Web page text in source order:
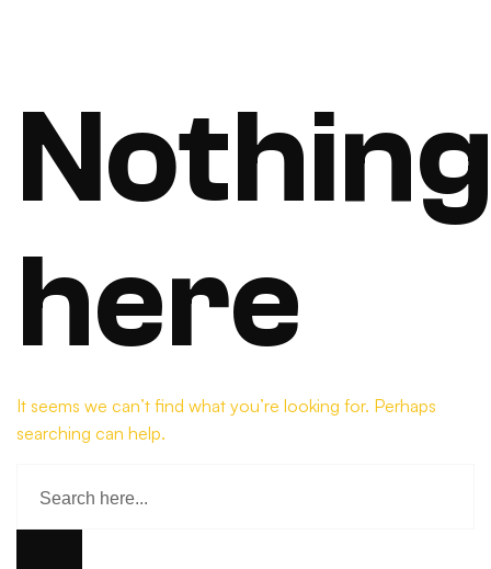
here
It seems we can’t find what you’re looking for. Perhaps
searching can help.